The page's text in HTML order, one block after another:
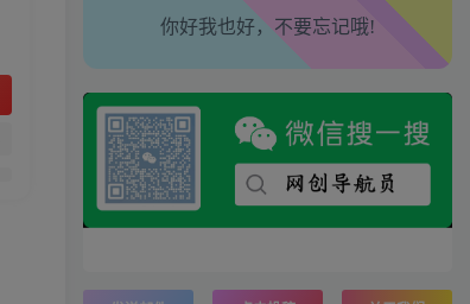
你好我也好，不要忘记哦!